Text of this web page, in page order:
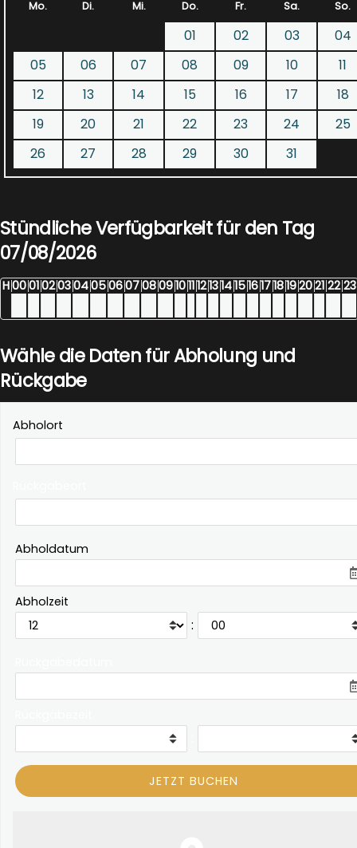
Mo. Di. Mi. Do. Fr. Sa. So.
01 02 03
04
05
06 07 08 09 10
11
12
13 14 15 16 17
18
19
20 21 22 23 24
25
26
27 28 29 30 31
Stündliche Verfügbarkeit für den Tag
07/08/2026
H00010203040506070809101112131415161718192021 22 23
Wähle die Daten für Abholung und
Rückgabe
Abholort
Abholdatum
Abholzeit
: